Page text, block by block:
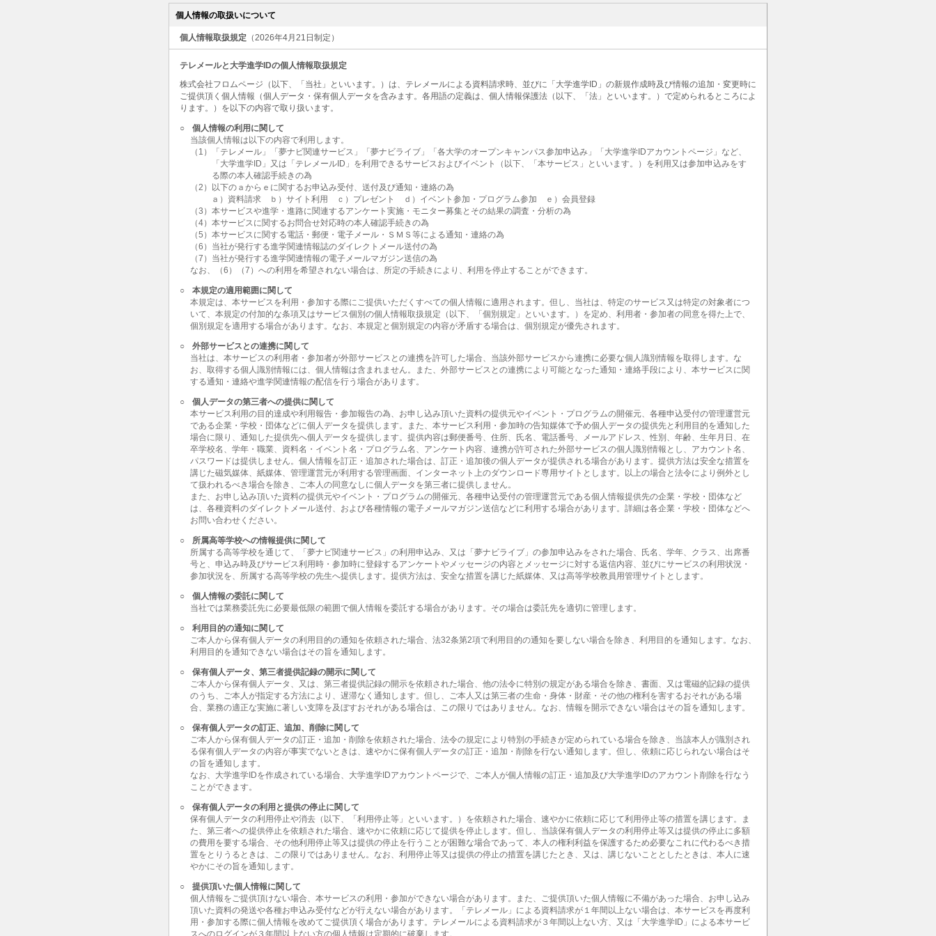
個人情報の取扱いについて
個人情報取扱規定 （2026年4月21日制定）
テレメールと大学進学IDの個人情報取扱規定
株式会社フロムページ（以下、「当社」といいます。）は、テレメールによる資料請求時、並びに「大学進学ID」の新規作成時及び情報の追加・変更時に
ご提供頂く個人情報（個人データ・保有個人データを含みます。各用語の定義は、個人情報保護法（以下、「法」といいます。）で定められるところによ
ります。）を以下の内容で取り扱います。
○
個人情報の利用に関して
当該個人情報は以下の内容で利用します。
（1）「テレメール」「夢ナビ関連サービス」「夢ナビライブ」「各大学のオープンキャンパス参加申込み」「大学進学IDアカウントページ」など、
「大学進学ID」又は「テレメールID」を利用できるサービスおよびイベント（以下、「本サービス」といいます。）を利用又は参加申込みをす
る際の本人確認手続きの為
（2）以下のａからｅに関するお申込み受付、送付及び通知・連絡の為
ａ）資料請求 ｂ）サイト利用 ｃ）プレゼント ｄ）イベント参加・プログラム参加 ｅ）会員登録
（3）本サービスや進学・進路に関連するアンケート実施・モニター募集とその結果の調査・分析の為
（4）本サービスに関するお問合せ対応時の本人確認手続きの為
（5）本サービスに関する電話・郵便・電子メール・ＳＭＳ等による通知・連絡の為
（6）当社が発行する進学関連情報誌のダイレクトメール送付の為
（7）当社が発行する進学関連情報の電子メールマガジン送信の為
なお、（6）（7）への利用を希望されない場合は、所定の手続きにより、利用を停止することができます。
○
本規定の適用範囲に関して
本規定は、本サービスを利用・参加する際にご提供いただくすべての個人情報に適用されます。但し、当社は、特定のサービス又は特定の対象者につ
いて、本規定の付加的な条項又はサービス個別の個人情報取扱規定（以下、「個別規定」といいます。）を定め、利用者・参加者の同意を得た上で、
個別規定を適用する場合があります。なお、本規定と個別規定の内容が矛盾する場合は、個別規定が優先されます。
○
外部サービスとの連携に関して
当社は、本サービスの利用者・参加者が外部サービスとの連携を許可した場合、当該外部サービスから連携に必要な個人識別情報を取得します。な
お、取得する個人識別情報には、個人情報は含まれません。また、外部サービスとの連携により可能となった通知・連絡手段により、本サービスに関
する通知・連絡や進学関連情報の配信を行う場合があります。
○
個人データの第三者への提供に関して
本サービス利用の目的達成や利用報告・参加報告の為、お申し込み頂いた資料の提供元やイベント・プログラムの開催元、各種申込受付の管理運営元
である企業・学校・団体などに個人データを提供します。また、本サービス利用・参加時の告知媒体で予め個人データの提供先と利用目的を通知した
場合に限り、通知した提供先へ個人データを提供します。提供内容は郵便番号、住所、氏名、電話番号、メールアドレス、性別、年齢、生年月日、在
卒学校名、学年・職業、資料名・イベント名・プログラム名、アンケート内容、連携が許可された外部サービスの個人識別情報とし、アカウント名、
パスワードは提供しません。個人情報を訂正・追加された場合は、訂正・追加後の個人データが提供される場合があります。提供方法は安全な措置を
講じた磁気媒体、紙媒体、管理運営元が利用する管理画面、インターネット上のダウンロード専用サイトとします。以上の場合と法令により例外とし
て扱われるべき場合を除き、ご本人の同意なしに個人データを第三者に提供しません。
また、お申し込み頂いた資料の提供元やイベント・プログラムの開催元、各種申込受付の管理運営元である個人情報提供先の企業・学校・団体など
は、各種資料のダイレクトメール送付、および各種情報の電子メールマガジン送信などに利用する場合があります。詳細は各企業・学校・団体などへ
お問い合わせください。
○
所属高等学校への情報提供に関して
所属する高等学校を通じて、「夢ナビ関連サービス」の利用申込み、又は「夢ナビライブ」の参加申込みをされた場合、氏名、学年、クラス、出席番
号と、申込み時及びサービス利用時・参加時に登録するアンケートやメッセージの内容とメッセージに対する返信内容、並びにサービスの利用状況・
参加状況を、所属する高等学校の先生へ提供します。提供方法は、安全な措置を講じた紙媒体、又は高等学校教員用管理サイトとします。
○
個人情報の委託に関して
当社では業務委託先に必要最低限の範囲で個人情報を委託する場合があります。その場合は委託先を適切に管理します。
○
利用目的の通知に関して
ご本人から保有個人データの利用目的の通知を依頼された場合、法32条第2項で利用目的の通知を要しない場合を除き、利用目的を通知します。なお、
利用目的を通知できない場合はその旨を通知します。
○
保有個人データ、第三者提供記録の開示に関して
ご本人から保有個人データ、又は、第三者提供記録の開示を依頼された場合、他の法令に特別の規定がある場合を除き、書面、又は電磁的記録の提供
のうち、ご本人が指定する方法により、遅滞なく通知します。但し、ご本人又は第三者の生命・身体・財産・その他の権利を害するおそれがある場
合、業務の適正な実施に著しい支障を及ぼすおそれがある場合は、この限りではありません。なお、情報を開示できない場合はその旨を通知します。
○
保有個人データの訂正、追加、削除に関して
ご本人から保有個人データの訂正・追加・削除を依頼された場合、法令の規定により特別の手続きが定められている場合を除き、当該本人が識別され
る保有個人データの内容が事実でないときは、速やかに保有個人データの訂正・追加・削除を行ない通知します。但し、依頼に応じられない場合はそ
の旨を通知します。
なお、大学進学IDを作成されている場合、大学進学IDアカウントページで、ご本人が個人情報の訂正・追加及び大学進学IDのアカウント削除を行なう
ことができます。
○
保有個人データの利用と提供の停止に関して
保有個人データの利用停止や消去（以下、「利用停止等」といいます。）を依頼された場合、速やかに依頼に応じて利用停止等の措置を講じます。ま
た、第三者への提供停止を依頼された場合、速やかに依頼に応じて提供を停止します。但し、当該保有個人データの利用停止等又は提供の停止に多額
の費用を要する場合、その他利用停止等又は提供の停止を行うことが困難な場合であって、本人の権利利益を保護するため必要なこれに代わるべき措
置をとりうるときは、この限りではありません。なお、利用停止等又は提供の停止の措置を講じたとき、又は、講じないこととしたときは、本人に速
やかにその旨を通知します。
○
提供頂いた個人情報に関して
個人情報をご提供頂けない場合、本サービスの利用・参加ができない場合があります。また、ご提供頂いた個人情報に不備があった場合、お申し込み
頂いた資料の発送や各種お申込み受付などが行えない場合があります。「テレメール」による資料請求が１年間以上ない場合は、本サービスを再度利
用・参加する際に個人情報を改めてご提供頂く場合があります。テレメールによる資料請求が３年間以上ない方、又は「大学進学ID」による本サービ
スへのログインが３年間以上ない方の個人情報は定期的に破棄します。